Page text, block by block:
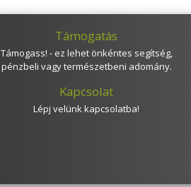
Támogatás
Támogass! - ez lehet önkéntes segítség,
pénzbeli vagy természetbeni adomány.
Kapcsolat
Lépj velünk kapcsolatba!